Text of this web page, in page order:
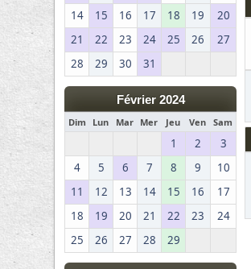
14
15 16 17 18 19
20
21
22 23 24 25 26
27
28
29 30 31
Février 2024
Dim Lun Mar Mer Jeu Ven Sam
1 2
3
4
5 6 7 8 9
10
11
12 13 14 15 16
17
18
19 20 21 22 23
24
25
26 27 28 29